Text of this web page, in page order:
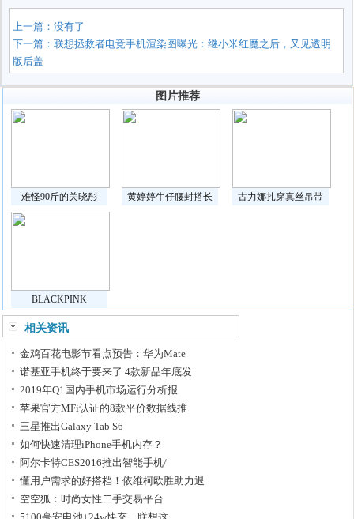
上一篇：没有了
下一篇：联想拯救者电竞手机渲染图曝光：继小米红魔之后，又见透明
版后盖
图片推荐
难怪90斤的关晓彤 黄婷婷牛仔腰封搭长 古力娜扎穿真丝吊带
BLACKPINK
相关资讯
金鸡百花电影节看点预告：华为Mate
诺基亚手机终于要来了 4款新品年底发
2019年Q1国内手机市场运行分析报
苹果官方MFi认证的8款平价数据线推
三星推出Galaxy Tab S6
如何快速清理iPhone手机内存？
阿尔卡特CES2016推出智能手机/
懂用户需求的好搭档！依维柯欧胜助力退
空空狐：时尚女性二手交易平台